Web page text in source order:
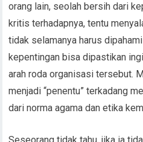
orang lain, seolah bersih dari
kritis terhadapnya, tentu
tidak selamanya harus
kepentingan bisa dipastikan
arah roda organisasi tersebut.
menjadi “penentu” terkadang
dari norma agama dan etika